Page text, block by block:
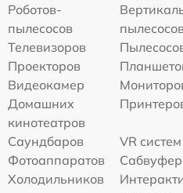
Роботов-
пылесосов
Телевизоров
Проекторов
Видеокамер
Домашних
кинотеатров
Саундбаров
VR систем
Фотоаппаратов
Холодильников